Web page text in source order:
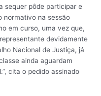
sequer pôde participar e
normativo na sessão
em curso, uma vez que,
devidamente
Nacional de Justiça, já
ainda aguardam
cita o pedido assinado